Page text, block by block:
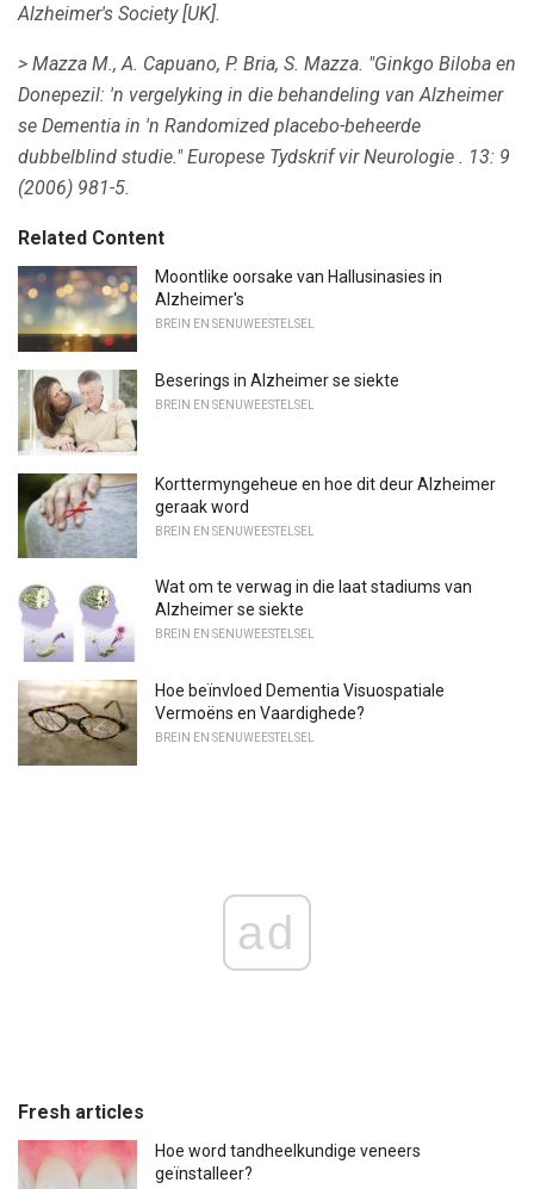
Alzheimer's Society [UK].
> Mazza M., A. Capuano, P. Bria, S. Mazza. "Ginkgo Biloba en
Donepezil: 'n vergelyking in die behandeling van Alzheimer
se Dementia in 'n Randomized placebo-beheerde
dubbelblind studie." Europese Tydskrif vir Neurologie . 13: 9
(2006) 981-5.
Related Content
Moontlike oorsake van Hallusinasies in
Alzheimer's
BREIN EN SENUWEESTELSEL
Beserings in Alzheimer se siekte
BREIN EN SENUWEESTELSEL
Korttermyngeheue en hoe dit deur Alzheimer
geraak word
BREIN EN SENUWEESTELSEL
Wat om te verwag in die laat stadiums van
Alzheimer se siekte
BREIN EN SENUWEESTELSEL
Hoe beïnvloed Dementia Visuospatiale
Vermoëns en Vaardighede?
BREIN EN SENUWEESTELSEL
ad
Fresh articles
Hoe word tandheelkundige veneers
geïnstalleer?